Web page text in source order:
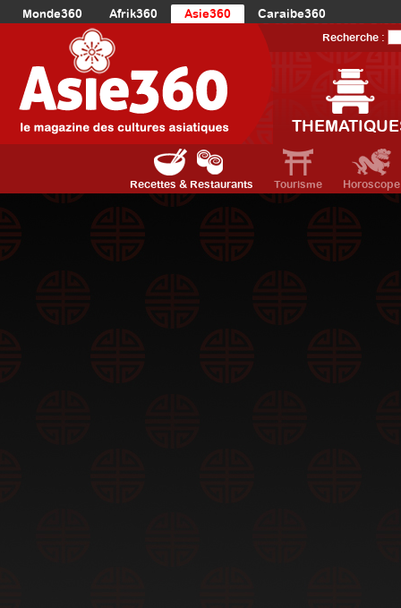
Monde360 Afrik360 Asie360
Caraibe360
Europe360
AmériqueDuNord360
Océanie360
Recherche :
Recettes & Restaurants Tourisme Horoscope